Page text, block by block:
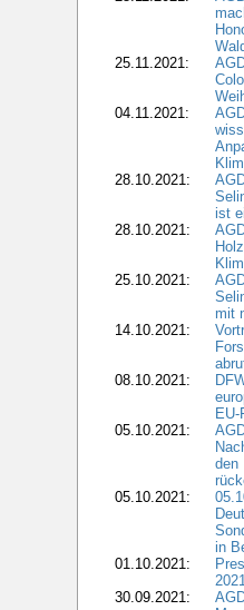
25.11.2021:
04.11.2021:
28.10.2021:
ist
28.10.2021:
25.10.2021:
mit
14.10.2021:
08.10.2021:
05.10.2021:
den
05.10.2021:
in
01.10.2021:
30.09.2021: